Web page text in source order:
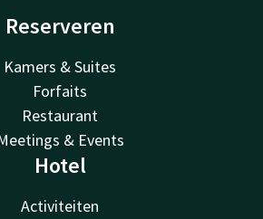
Reserveren
Kamers & Suites
Forfaits
Restaurant
& Events
Hotel
Activiteiten